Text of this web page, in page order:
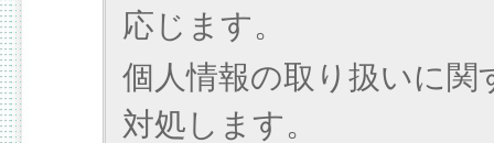
応じます。
個人情報の取り扱いに関
対処します。